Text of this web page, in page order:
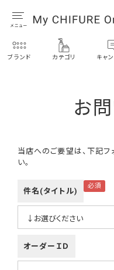
ブランド カテゴリ キャ
お
当店へのご要望は、下記フ
い。
件名(タイトル)
オーダーＩＤ